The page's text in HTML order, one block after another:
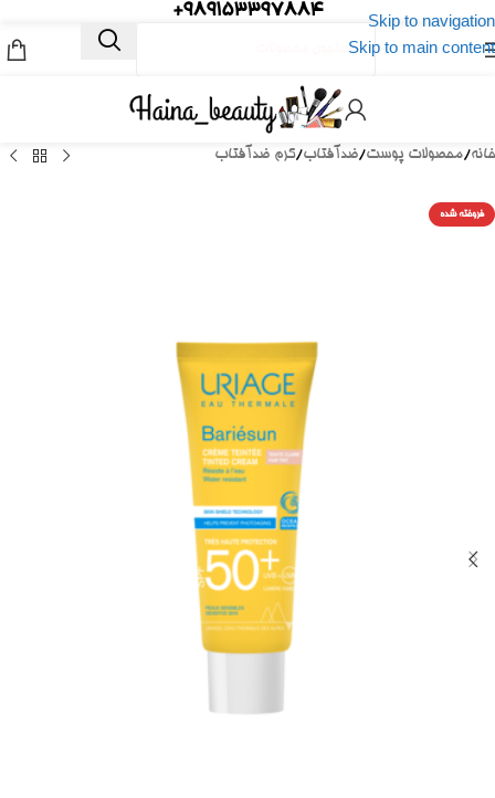
Skip to navigation
Skip to main content
989153397884+
خانه/محصولات پوست/ضدآفتاب/کرم ضدآفتاب
فروخته شده